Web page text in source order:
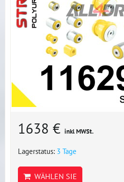
1638 € inkl MWSt.
Lagerstatus: 3 Tage
WÄHLEN SIE